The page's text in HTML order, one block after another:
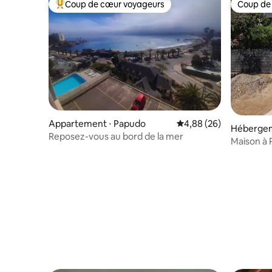
Coups de cœur voyageurs les plus appréciés
Coup de cœur voyageurs
Appartement ⋅ Papudo Évaluation moyenne
4,88 (26)
Reposez-vous au bord de la mer
Coup
Coup
Maison à